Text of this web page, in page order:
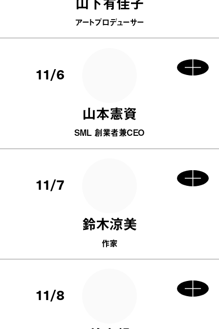
アートプロデューサー
11/6
山本憲資
SML 創業者兼CEO
11/7
鈴木涼美
作家
11/8